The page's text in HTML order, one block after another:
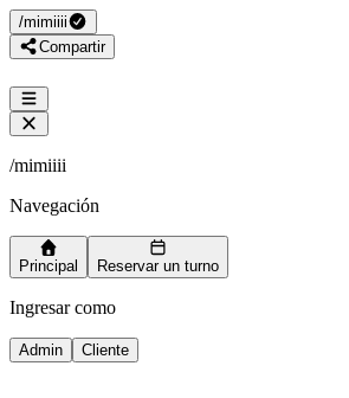
/mimiiii
Compartir
/mimiiii
Navegación
Principal Reservar un turno
Ingresar como
Admin Cliente